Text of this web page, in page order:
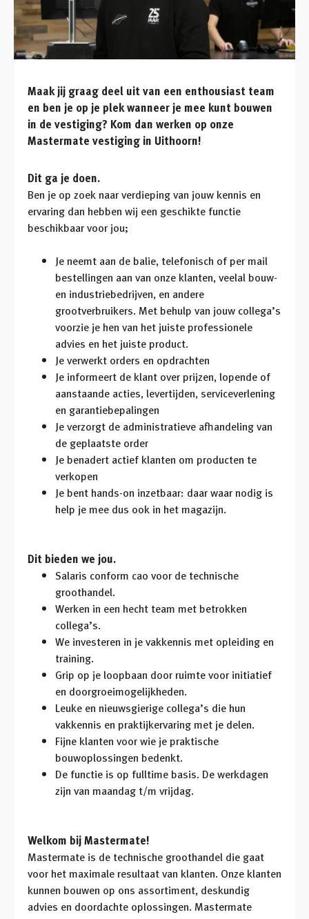
Maak jij graag deel uit van een enthousiast team
en ben je op je plek wanneer je mee kunt bouwen
in de vestiging? Kom dan werken op onze
Mastermate vestiging in Uithoorn!
Dit ga je doen.
Ben je op zoek naar verdieping van jouw kennis en
ervaring dan hebben wij een geschikte functie
beschikbaar voor jou;
Je neemt aan de balie, telefonisch of per mail
bestellingen aan van onze klanten, veelal bouw-
en industriebedrijven, en andere
grootverbruikers. Met behulp van jouw collega’s
voorzie je hen van het juiste professionele
advies en het juiste product.
Je verwerkt orders en opdrachten
Je informeert de klant over prijzen, lopende of
aanstaande acties, levertijden, serviceverlening
en garantiebepalingen
Je verzorgt de administratieve afhandeling van
de geplaatste order
Je benadert actief klanten om producten te
verkopen
Je bent hands-on inzetbaar: daar waar nodig is
help je mee dus ook in het magazijn.
Dit bieden we jou.
Salaris conform cao voor de technische
groothandel.
Werken in een hecht team met betrokken
collega’s.
We investeren in je vakkennis met opleiding en
training.
Grip op je loopbaan door ruimte voor initiatief
en doorgroeimogelijkheden.
Leuke en nieuwsgierige collega’s die hun
vakkennis en praktijkervaring met je delen.
Fijne klanten voor wie je praktische
bouwoplossingen bedenkt.
De functie is op fulltime basis. De werkdagen
zijn van maandag t/m vrijdag.
Welkom bij Mastermate!
Mastermate is de technische groothandel die gaat
voor het maximale resultaat van klanten. Onze klanten
kunnen bouwen op ons assortiment, deskundig
advies en doordachte oplossingen. Mastermate